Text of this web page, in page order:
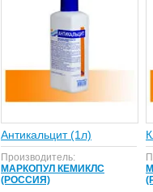
Антикальцит (1л)
Производитель:
МАРКОПУЛ КЕМИКЛС
(РОССИЯ)